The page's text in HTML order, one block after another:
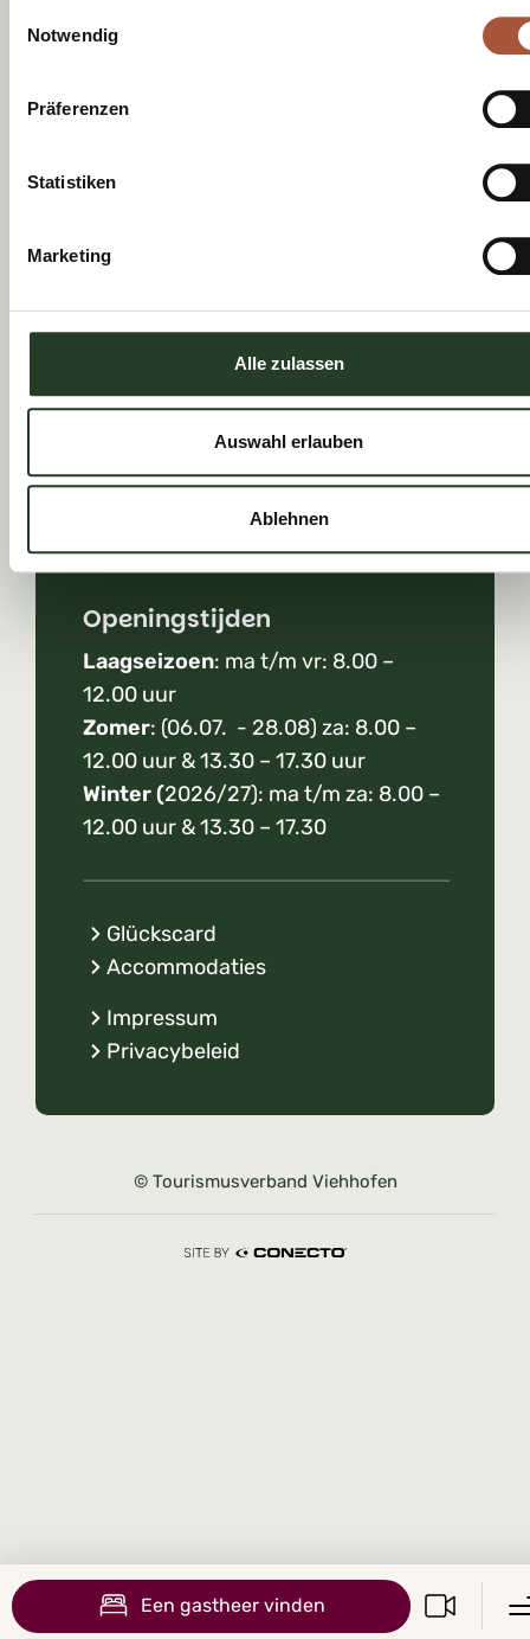
Notwendig
Präferenzen
Statistiken
Marketing
Alle zulassen
Auswahl erlauben
Ablehnen
Een gastheer vinden
Ik heb het
Viehhofen.
jullie
Openingstijden
Laagseizoen: ma t/m vr: 8.00 –
12.00 uur
Zomer: (06.07. - 28.08) za: 8.00 –
12.00 uur & 13.30 – 17.30 uur
Winter (2026/27): ma t/m za: 8.00 –
12.00 uur & 13.30 – 17.30
Glückscard
Accommodaties
Impressum
Privacybeleid
© Tourismusverband Viehhofen